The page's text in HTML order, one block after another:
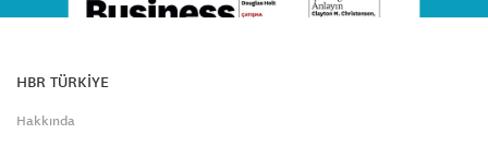
HBR TÜRKİYE
Hakkında